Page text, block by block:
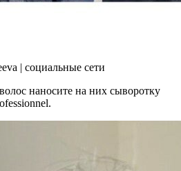
| социальные сети
наносите на них сыворотку